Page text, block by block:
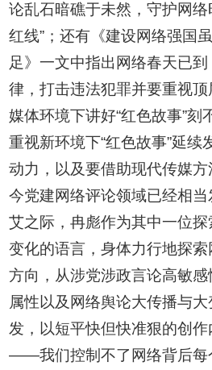
论乱石暗礁于未然，守护网
红线”；还有《建设网络强国
足》一文中指出网络春天已
律，打击违法犯罪并要重视
媒体环境下讲好“红色故事”刻
重视新环境下“红色故事”延续
动力，以及要借助现代传媒
今党建网络评论领域已经相
艾之际，冉彪作为其中一位
变化的语言，身体力行地探
方向，从涉党涉政言论高敏
属性以及网络舆论大传播与
发，以短平快但快准狠的创
——我们控制不了网络背后每